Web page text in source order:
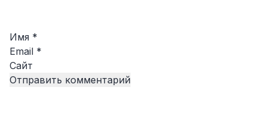
Имя *
Email *
Сайт